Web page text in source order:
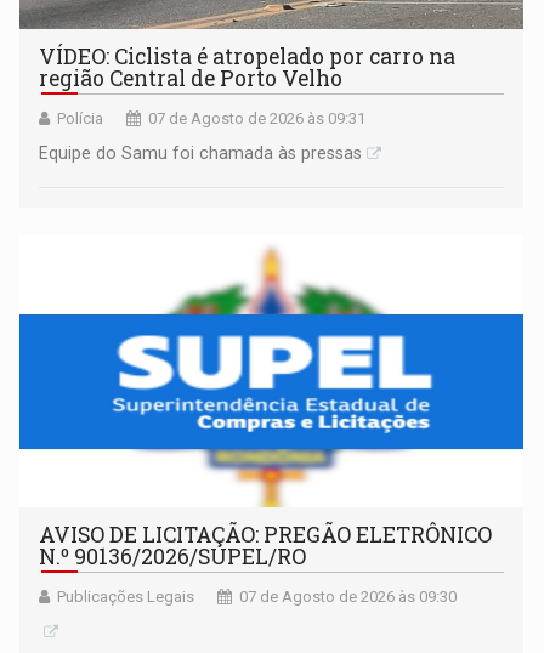
VÍDEO: Ciclista é atropelado por carro na
região Central de Porto Velho
Polícia 07 de Agosto de 2026 às 09:31
Equipe do Samu foi chamada às pressas
AVISO DE LICITAÇÃO: PREGÃO ELETRÔNICO
N.º 90136/2026/SUPEL/RO
Publicações Legais 07 de Agosto de 2026 às 09:30